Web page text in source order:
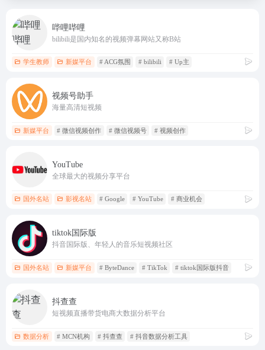
哔哩哔哩
bilibili是国内知名的视频弹幕网站又称B站
学生教师 新媒平台 # ACG氛围 # bilibili # Up主
视频号助手
海量高清短视频
新媒平台 # 微信视频创作 # 微信视频号 # 视频创作
YouTube
全球最大的视频分享平台
国外名站 影视名站 # Google # YouTube # 商业机会
tiktok国际版
抖音国际版、年轻人的音乐短视频社区
国外名站 新媒平台 # ByteDance # TikTok # tiktok国际版抖音
抖查查
短视频直播带货电商大数据分析平台
数据分析 # MCN机构 # 抖查查 # 抖音数据分析工具